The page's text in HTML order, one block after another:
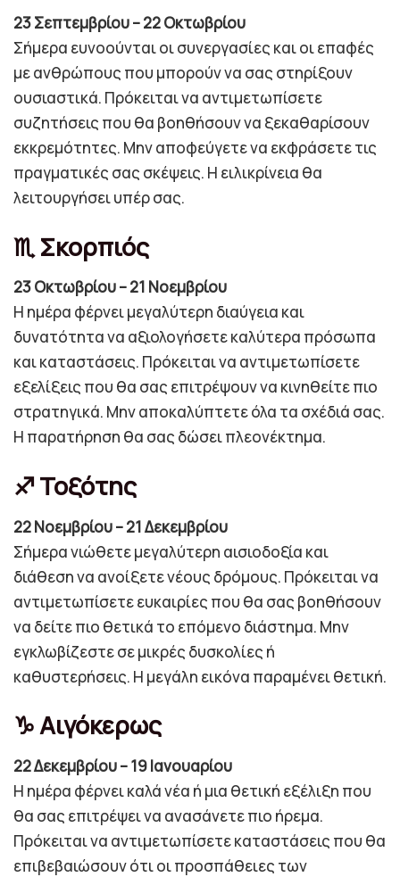
23 Σεπτεμβρίου – 22 Οκτωβρίου
Σήμερα ευνοούνται οι συνεργασίες και οι επαφές
με ανθρώπους που μπορούν να σας στηρίξουν
ουσιαστικά. Πρόκειται να αντιμετωπίσετε
συζητήσεις που θα βοηθήσουν να ξεκαθαρίσουν
εκκρεμότητες. Μην αποφεύγετε να εκφράσετε τις
πραγματικές σας σκέψεις. Η ειλικρίνεια θα
λειτουργήσει υπέρ σας.
♏ Σκορπιός
23 Οκτωβρίου – 21 Νοεμβρίου
Η ημέρα φέρνει μεγαλύτερη διαύγεια και
δυνατότητα να αξιολογήσετε καλύτερα πρόσωπα
και καταστάσεις. Πρόκειται να αντιμετωπίσετε
εξελίξεις που θα σας επιτρέψουν να κινηθείτε πιο
στρατηγικά. Μην αποκαλύπτετε όλα τα σχέδιά σας.
Η παρατήρηση θα σας δώσει πλεονέκτημα.
♐ Τοξότης
22 Νοεμβρίου – 21 Δεκεμβρίου
Σήμερα νιώθετε μεγαλύτερη αισιοδοξία και
διάθεση να ανοίξετε νέους δρόμους. Πρόκειται να
αντιμετωπίσετε ευκαιρίες που θα σας βοηθήσουν
να δείτε πιο θετικά το επόμενο διάστημα. Μην
εγκλωβίζεστε σε μικρές δυσκολίες ή
καθυστερήσεις. Η μεγάλη εικόνα παραμένει θετική.
♑ Αιγόκερως
22 Δεκεμβρίου – 19 Ιανουαρίου
Η ημέρα φέρνει καλά νέα ή μια θετική εξέλιξη που
θα σας επιτρέψει να ανασάνετε πιο ήρεμα.
Πρόκειται να αντιμετωπίσετε καταστάσεις που θα
επιβεβαιώσουν ότι οι προσπάθειες των